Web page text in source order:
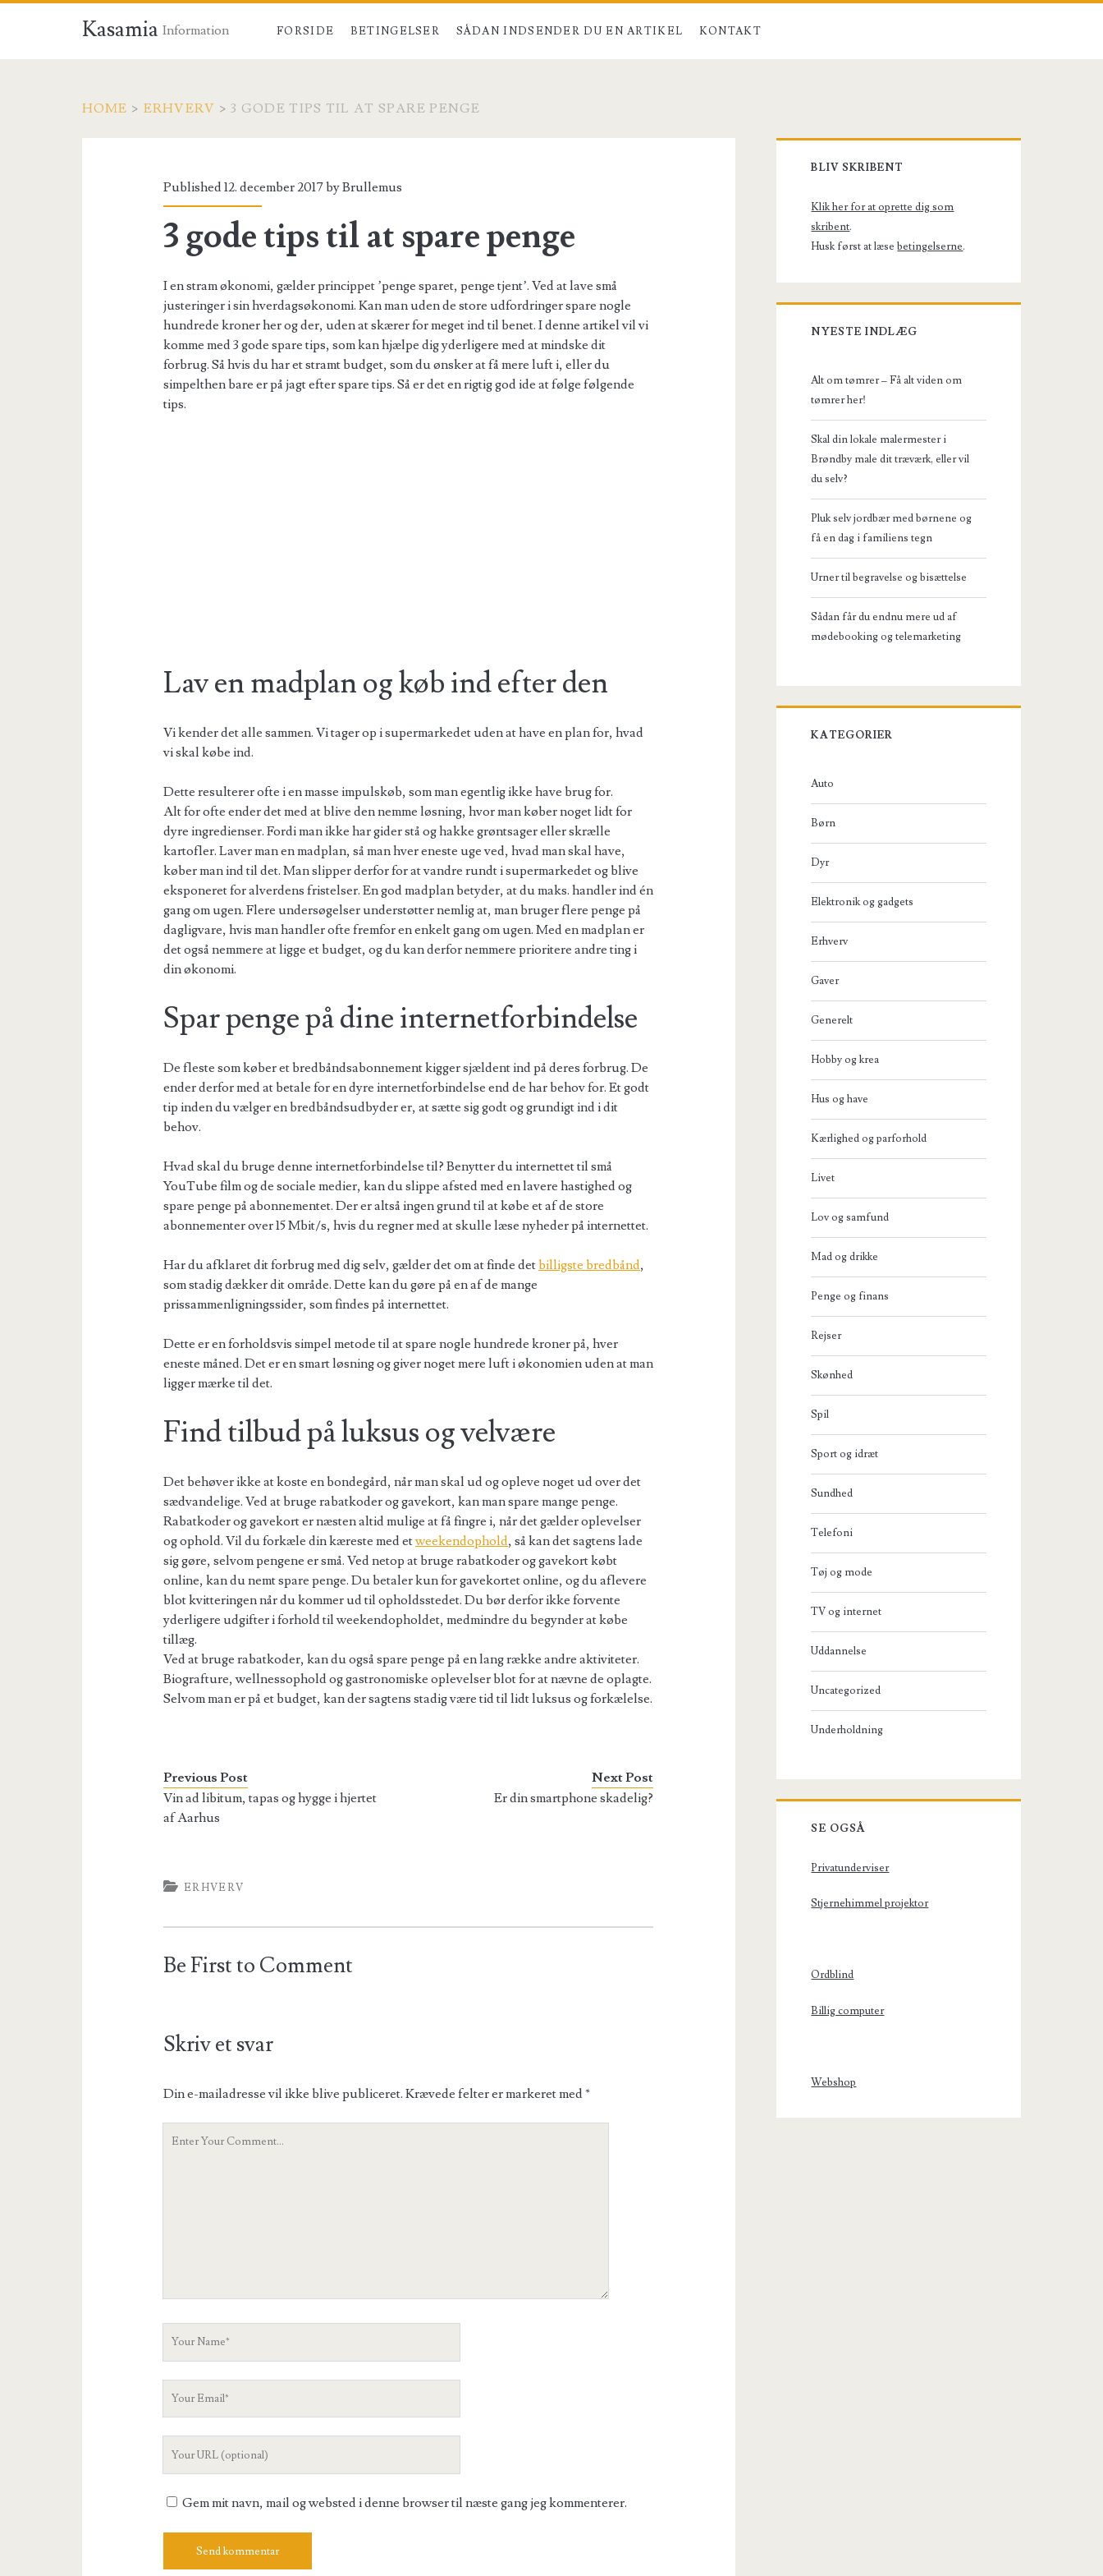
Kasamia Information FORSIDE BETINGELSER SÅDAN INDSENDER DU EN ARTIKEL KONTAKT
HOME > ERHVERV >3 GODE TIPS TIL AT SPARE PENGE
Published 12. december 2017 byBrullemus
3 gode tips til at spare penge
I en stram økonomi, gælder princippet ’penge sparet, penge tjent’. Ved at lave små
justeringer i sin hverdagsøkonomi. Kan man uden de store udfordringer spare nogle
hundrede kroner her og der, uden at skærer for meget ind til benet. I denne artikel vil vi
komme med 3 gode spare tips, som kan hjælpe dig yderligere med at mindske dit
forbrug. Så hvis du har et stramt budget, som du ønsker at få mere luft i, eller du
simpelthen bare er på jagt efter spare tips. Så er det en rigtig god ide at følge følgende
tips.
Lav en madplan og køb ind efter den
Vi kender det alle sammen. Vi tager op i supermarkedet uden at have en plan for, hvad
vi skal købe ind.
Dette resulterer ofte i en masse impulskøb, som man egentlig ikke have brug for.
Alt for ofte ender det med at blive den nemme løsning, hvor man køber noget lidt for
dyre ingredienser. Fordi man ikke har gider stå og hakke grøntsager eller skrælle
kartofler. Laver man en madplan, så man hver eneste uge ved, hvad man skal have,
køber man ind til det. Man slipper derfor for at vandre rundt i supermarkedet og blive
eksponeret for alverdens fristelser. En god madplan betyder, at du maks. handler ind én
gang om ugen. Flere undersøgelser understøtter nemlig at, man bruger flere penge på
dagligvare, hvis man handler ofte fremfor en enkelt gang om ugen. Med en madplan er
det også nemmere at ligge et budget, og du kan derfor nemmere prioritere andre ting i
din økonomi.
Spar penge på dine internetforbindelse
De fleste som køber et bredbåndsabonnement kigger sjældent ind på deres forbrug. De
ender derfor med at betale for en dyre internetforbindelse end de har behov for. Et godt
tip inden du vælger en bredbåndsudbyder er, at sætte sig godt og grundigt ind i dit
behov.
Hvad skal du bruge denne internetforbindelse til? Benytter du internettet til små
YouTube film og de sociale medier, kan du slippe afsted med en lavere hastighed og
spare penge på abonnementet. Der er altså ingen grund til at købe et af de store
abonnementer over 15 Mbit/s, hvis du regner med at skulle læse nyheder på internettet.
Har du afklaret dit forbrug med dig selv, gælder det om at finde detbilligste bredbånd,
som stadig dækker dit område. Dette kan du gøre på en af de mange
prissammenligningssider, som findes på internettet.
Dette er en forholdsvis simpel metode til at spare nogle hundrede kroner på, hver
eneste måned. Det er en smart løsning og giver noget mere luft i økonomien uden at man
ligger mærke til det.
Find tilbud på luksus og velvære
Det behøver ikke at koste en bondegård, når man skal ud og opleve noget ud over det
sædvandelige. Ved at bruge rabatkoder og gavekort, kan man spare mange penge.
Rabatkoder og gavekort er næsten altid mulige at få fingre i, når det gælder oplevelser
og ophold. Vil du forkæle din kæreste med etweekendophold, så kan det sagtens lade
sig gøre, selvom pengene er små. Ved netop at bruge rabatkoder og gavekort købt
online, kan du nemt spare penge. Du betaler kun for gavekortet online, og du aflevere
blot kvitteringen når du kommer ud til opholdsstedet. Du bør derfor ikke forvente
yderligere udgifter i forhold til weekendopholdet, medmindre du begynder at købe
tillæg.
Ved at bruge rabatkoder, kan du også spare penge på en lang række andre aktiviteter.
Biografture, wellnessophold og gastronomiske oplevelser blot for at nævne de oplagte.
Selvom man er på et budget, kan der sagtens stadig være tid til lidt luksus og forkælelse.
Previous Post
Vin ad libitum, tapas og hygge i hjertet
af Aarhus
Next Post
Er din smartphone skadelig?
ERHVERV
Be First to Comment
Skriv et svar
Din e-mailadresse vil ikke blive publiceret. Krævede felter er markeret med*
Your
Gem mit navn, mail og websted i denne browser til næste gang jeg kommenterer.
Primary
Sidebar
BLIV SKRIBENT
Klik her for at oprette dig som
skribent.
Husk først at læsebetingelserne.
NYESTE INDLÆG
Alt om tømrer – Få alt viden om
tømrer her!
Skal din lokale malermester i
Brøndby male dit træværk, eller vil
du selv?
Pluk selv jordbær med børnene og
få en dag i familiens tegn
Urner til begravelse og bisættelse
Sådan får du endnu mere ud af
mødebooking og telemarketing
KATEGORIER
Auto
Børn
Dyr
Elektronik og gadgets
Erhverv
Gaver
Generelt
Hobby og krea
Hus og have
Kærlighed og parforhold
Livet
Lov og samfund
Mad og drikke
Penge og finans
Rejser
Skønhed
Spil
Sport og idræt
Sundhed
Telefoni
Tøj og mode
TV og internet
Uddannelse
Uncategorized
Underholdning
SE OGSÅ
Privatunderviser
Stjernehimmel projektor
Ordblind
Billig computer
Webshop